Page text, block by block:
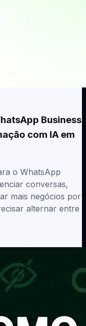
Business
com IA em
o WhatsApp
conversas,
mais negócios por
alternar entre